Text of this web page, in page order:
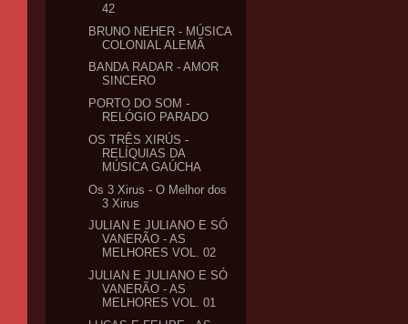
42
BRUNO NEHER - MÚSICA
COLONIAL ALEMÃ
BANDA RADAR - AMOR
SINCERO
PORTO DO SOM -
RELÓGIO PARADO
OS TRÊS XIRÚS -
RELÍQUIAS DA
MÚSICA GAÚCHA
Os 3 Xirus - O Melhor dos
3 Xirus
JULIAN E JULIANO E SÓ
VANERÃO - AS
MELHORES VOL. 02
JULIAN E JULIANO E SÓ
VANERÃO - AS
MELHORES VOL. 01